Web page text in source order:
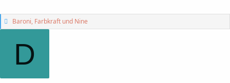
G
e
m
Baroni, Farbkraftund Nine
D